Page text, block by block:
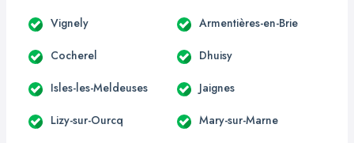
Vignely Armentières-en-Brie
Cocherel Dhuisy
Isles-les-Meldeuses Jaignes
Lizy-sur-Ourcq Mary-sur-Marne